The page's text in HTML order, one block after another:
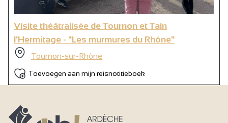
Visite théâtralisée de Tournon et Tain
l'Hermitage - "Les murmures du Rhône"
Tournon-sur-Rhône
Toevoegen aan mijn reisnotitieboek